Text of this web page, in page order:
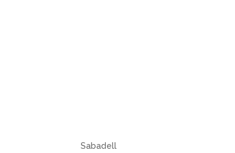
Sabadell